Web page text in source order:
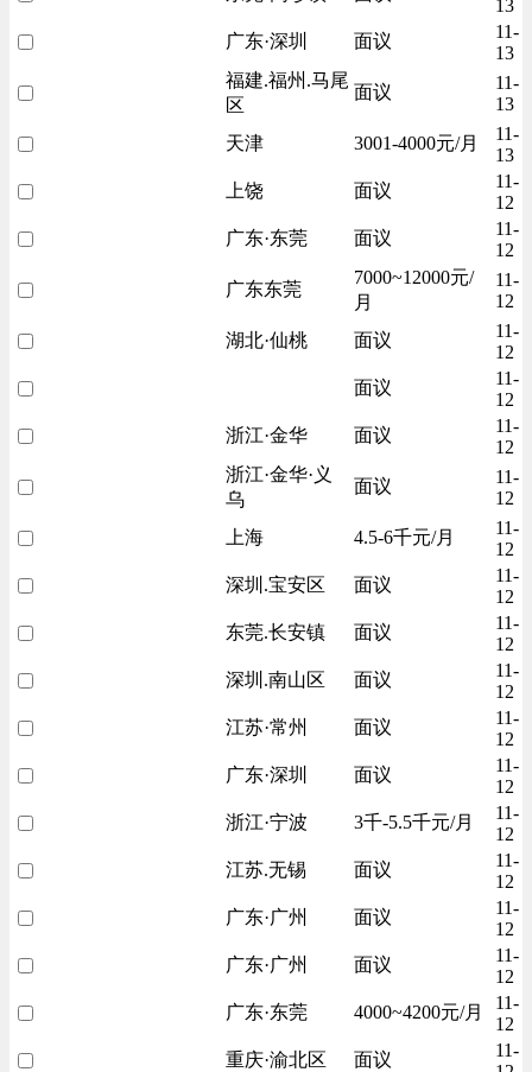
13
广东·深圳
面议
11-
13
福建.福州.马尾
区
面议
11-
13
天津
3001-4000元/月
11-
13
上饶
面议
11-
12
广东·东莞
面议
11-
12
广东东莞
7000~12000元/
月
11-
12
湖北·仙桃
面议
11-
12
面议
11-
12
浙江·金华
面议
11-
12
浙江·金华·义
乌
面议
11-
12
上海
4.5-6千元/月
11-
12
深圳.宝安区
面议
11-
12
东莞.长安镇
面议
11-
12
深圳.南山区
面议
11-
12
江苏·常州
面议
11-
12
广东·深圳
面议
11-
12
浙江·宁波
3千-5.5千元/月
11-
12
江苏.无锡
面议
11-
12
广东·广州
面议
11-
12
广东·广州
面议
11-
12
广东·东莞
4000~4200元/月
11-
12
重庆·渝北区
面议
11-